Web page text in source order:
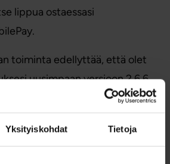
Yksityiskohdat Tietoja
lippua ostaessasi
toiminta edellyttää, että olet
uusimpaan versioon 2.6.6.
sovellusversion voit tarkistaa
välilehdeltä (Tietoja
Suosittelemme päivittämään